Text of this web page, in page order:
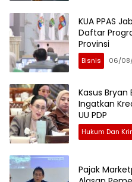
KUA PPAS
Daftar
Provinsi
Bisnis 06/
Kasus Bryan
Ingatkan
UU PDP
Hukum Dan
Pajak